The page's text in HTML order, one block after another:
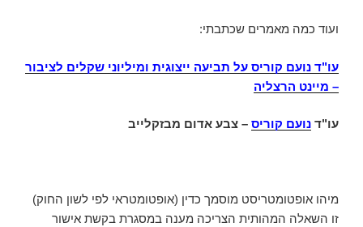
ועוד כמה מאמרים שכתבתי:
עו"ד נועם קוריס על תביעה ייצוגית ומיליוני שקלים לציבור
– מיינט הרצליה
עו"ד נועם קוריס – צבע אדום מבזקלייב
מיהו אופטומטריסט מוסמך כדין (אופטומטראי לפי לשון החוק)
זו השאלה המהותית הצריכה מענה במסגרת בקשת אישור